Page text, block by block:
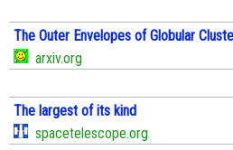
The Outer Envelopes of Globular
arxiv.org
The largest of its kind
spacetelescope.org